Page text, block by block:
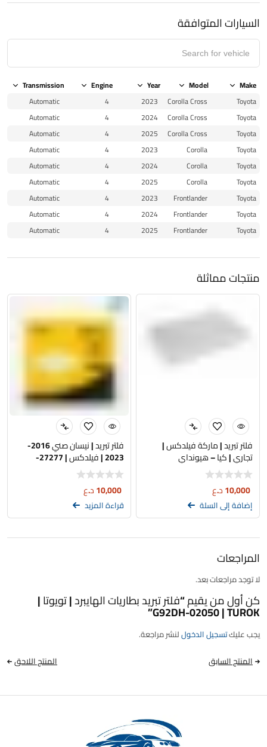
السيارات المتوافقة
Make
Model
Year
Engine
Transmission
Toyota
Corolla Cross
2023
4
Automatic
Toyota
Corolla Cross
2024
4
Automatic
Toyota
Corolla Cross
2025
4
Automatic
Toyota
Corolla
2023
4
Automatic
Toyota
Corolla
2024
4
Automatic
Toyota
Corolla
2025
4
Automatic
Toyota
Frontlander
2023
4
Automatic
Toyota
Frontlander
2024
4
Automatic
Toyota
Frontlander
2025
4
Automatic
منتجات مماثلة
فلتر تبريد | ماركة فيلدكس |
تجاري | كيا – هيونداي
10,000د.ع
إضافة إلى السلة
فلتر تبريد | نيسان صني 2016-
2023 | فيلدكس | 27277-
1HD0A
10,000د.ع
قراءة المزيد
المراجعات
لا توجد مراجعات بعد.
كن أول من يقيم “فلتر تبريد بطاريات الهايبرد | تويوتا |
G92DH-02050 | TUROK”
يجب عليكتسجيل الدخوللنشر مراجعة.
المنتج السابق
المنتج اللاحق